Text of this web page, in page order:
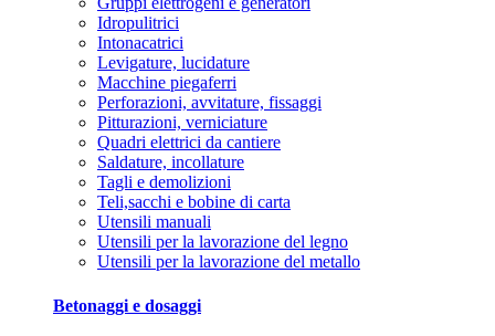
Idropulitrici
Intonacatrici
Levigature, lucidature
Macchine piegaferri
Perforazioni, avvitature, fissaggi
Pitturazioni, verniciature
Quadri elettrici da cantiere
Saldature, incollature
Tagli e demolizioni
Teli,sacchi e bobine di carta
Utensili manuali
Utensili per la lavorazione del legno
Utensili per la lavorazione del metallo
Betonaggi e dosaggi